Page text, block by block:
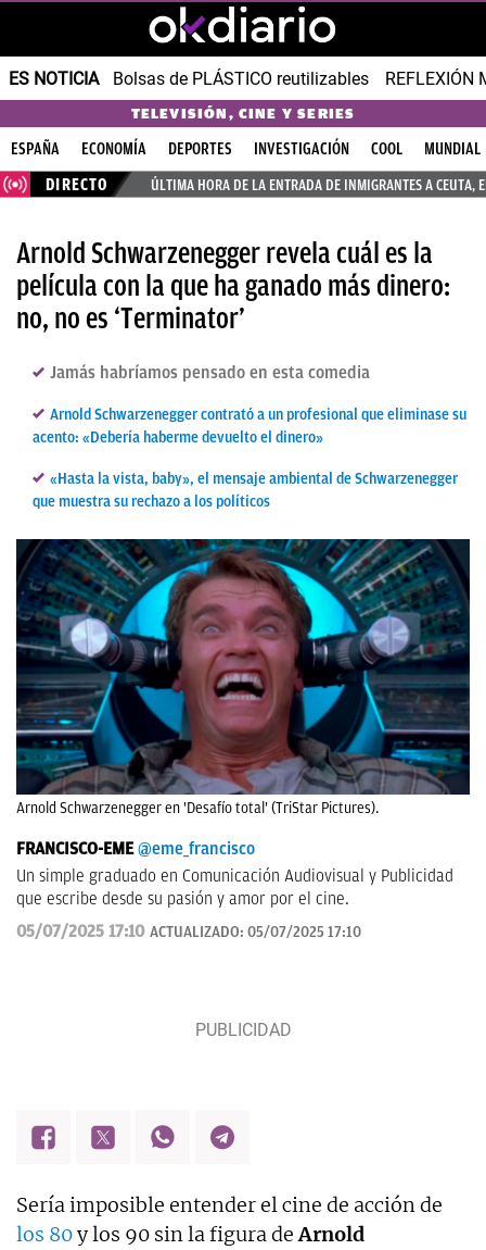
ES NOTICIA Bolsas de PLÁSTICO reutilizables REFLEXIÓN
TELEVISIÓN, CINE Y SERIES
ESPAÑA ECONOMÍA DEPORTES INVESTIGACIÓN COOL
MUNDIAL
DIRECTO
ÚLTIMA HORA DE LA ENTRADA DE INMIGRANTES A CEUTA,
Arnold Schwarzenegger revela cuál es la
película con la que ha ganado más dinero:
no, no es ‘Terminator’
Jamás habríamos pensado en esta comedia
Arnold Schwarzenegger contrató a un profesional que eliminase su
acento: «Debería haberme devuelto el dinero»
«Hasta la vista, baby», el mensaje ambiental de Schwarzenegger
que muestra su rechazo a los políticos
Arnold Schwarzenegger en 'Desafío total' (TriStar Pictures).
FRANCISCO-EME @eme_francisco
Un simple graduado en Comunicación Audiovisual y Publicidad
que escribe desde su pasión y amor por el cine.
05/07/2025 17:10 ACTUALIZADO: 05/07/2025 17:10
Sería imposible entender el cine de acción de
los 80y los 90 sin la figura deArnold